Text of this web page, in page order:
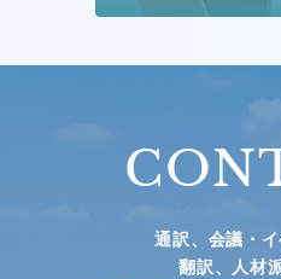
通訳、会議・イ
翻訳、人材